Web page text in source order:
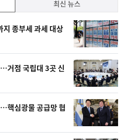
최신 뉴스
종부세 과세 대상
거점 국립대 3곳 신
핵심광물 공급망 협